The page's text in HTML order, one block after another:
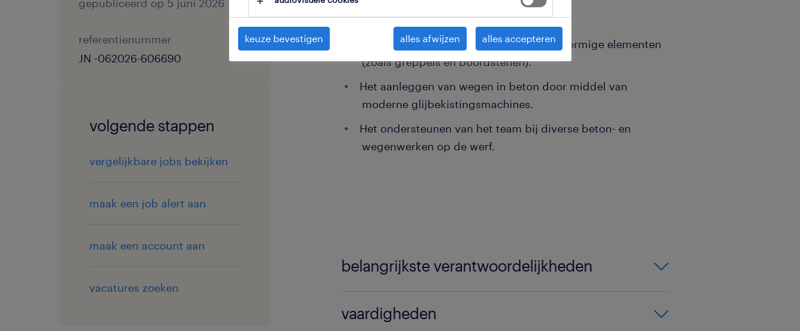
gepubliceerd op 5 juni 2026
referentienummer
JN -062026-606690
volgende stappen
vergelijkbare jobs bekijken
maak een job alert aan
maak een account aan
vacatures zoeken
Jouw takenpakket
Het vakkundig plaatsen van nieuwe lijnvormige elementen
(zoals greppels en boordstenen).
Het aanleggen van wegen in beton door middel van
moderne glijbekistingsmachines.
Het ondersteunen van het team bij diverse beton- en
wegenwerken op de werf.
belangrijkste verantwoordelijkheden
flexibel wat betreft uren en verplaatsing
vaardigheden
keuze bevestigen alles afwijzen alles accepteren